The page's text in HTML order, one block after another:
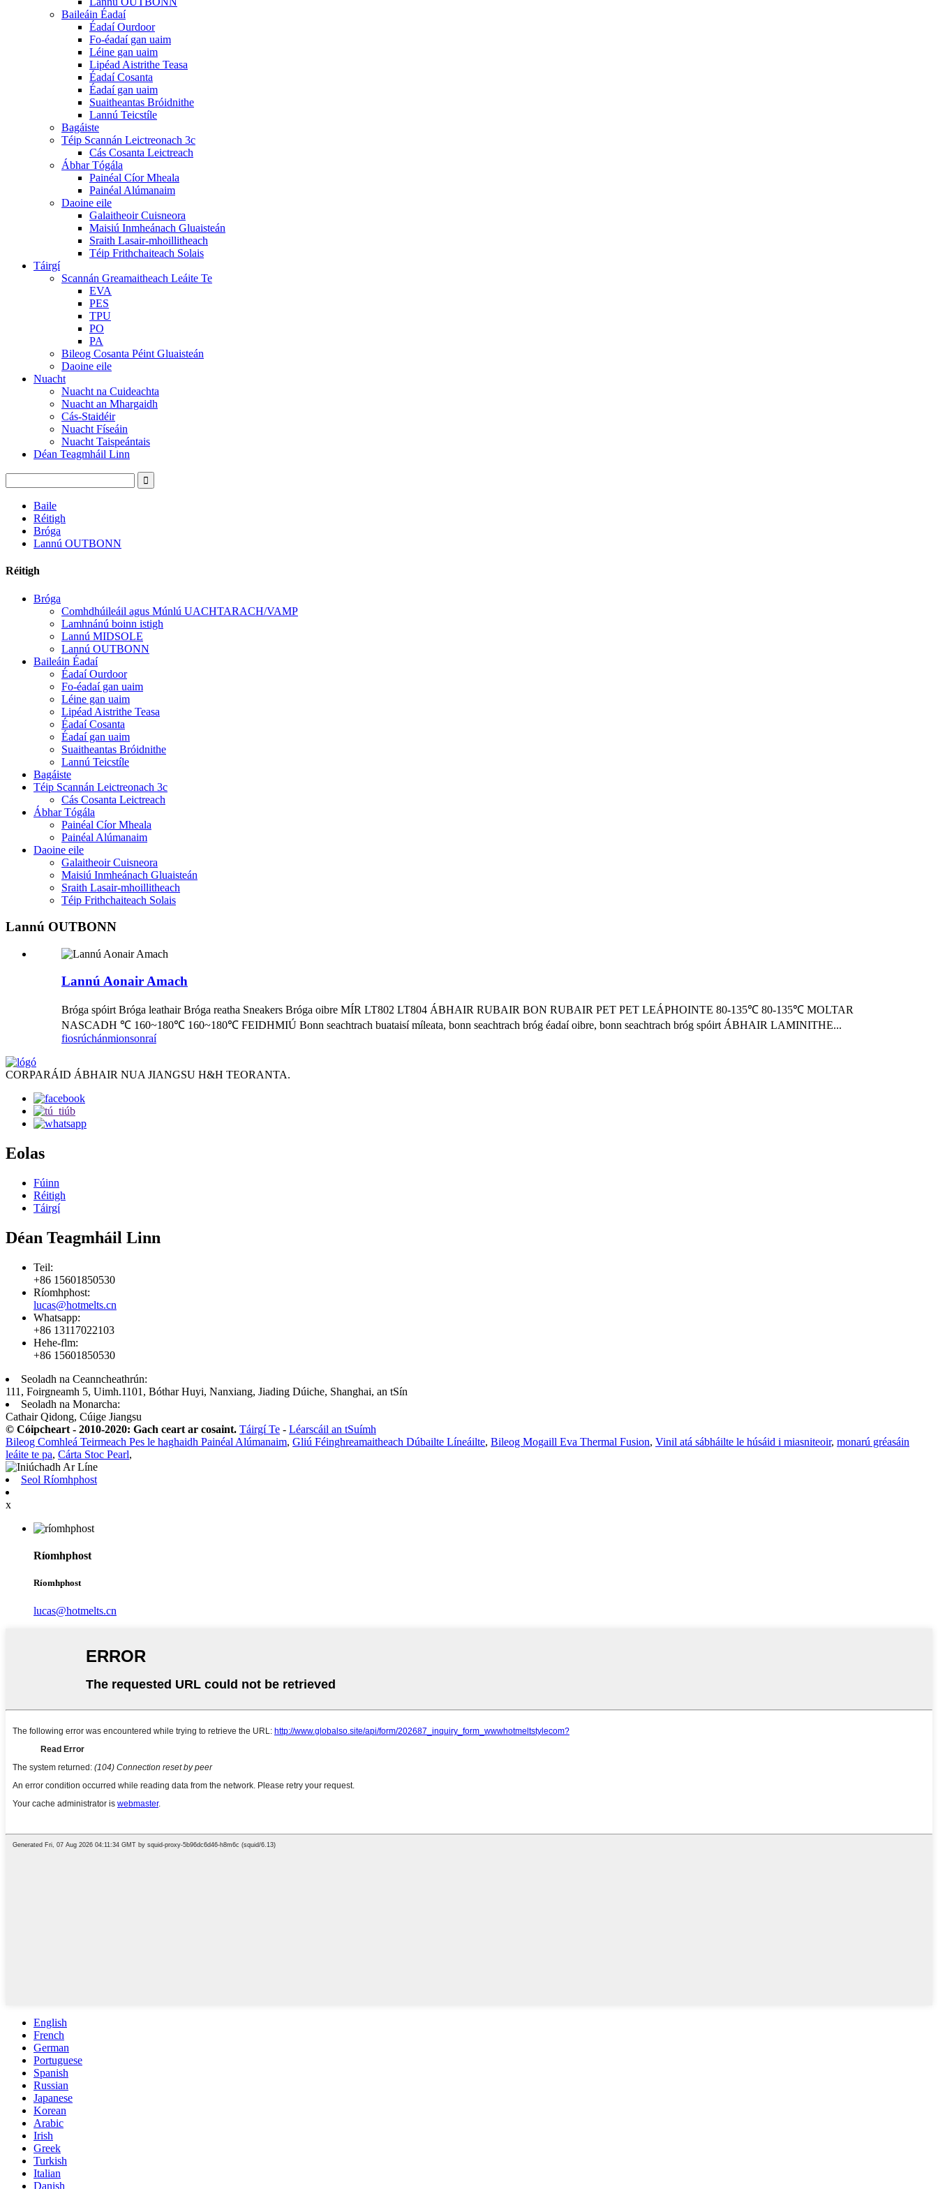
Baileáin Éadaí
Éadaí Ourdoor
Fo-éadaí gan uaim
Léine gan uaim
Lipéad Aistrithe Teasa
Éadaí Cosanta
Éadaí gan uaim
Suaitheantas Bróidnithe
Lannú Teicstíle
Bagáiste
Téip Scannán Leictreonach 3c
Cás Cosanta Leictreach
Ábhar Tógála
Painéal Cíor Mheala
Painéal Alúmanaim
Daoine eile
Galaitheoir Cuisneora
Maisiú Inmheánach Gluaisteán
Sraith Lasair-mhoillitheach
Téip Frithchaiteach Solais
Táirgí
Scannán Greamaitheach Leáite Te
EVA
PES
TPU
PO
PA
Bileog Cosanta Péint Gluaisteán
Daoine eile
Nuacht
Nuacht na Cuideachta
Nuacht an Mhargaidh
Cás-Staidéir
Nuacht Físeáin
Nuacht Taispeántais
Déan Teagmháil Linn
Baile
Réitigh
Bróga
Lannú OUTBONN
Réitigh
Bróga
Comhdhúileáil agus Múnlú UACHTARACH/VAMP
Lamhnánú boinn istigh
Lannú MIDSOLE
Lannú OUTBONN
Baileáin Éadaí
Éadaí Ourdoor
Fo-éadaí gan uaim
Léine gan uaim
Lipéad Aistrithe Teasa
Éadaí Cosanta
Éadaí gan uaim
Suaitheantas Bróidnithe
Lannú Teicstíle
Bagáiste
Téip Scannán Leictreonach 3c
Cás Cosanta Leictreach
Ábhar Tógála
Painéal Cíor Mheala
Painéal Alúmanaim
Daoine eile
Galaitheoir Cuisneora
Maisiú Inmheánach Gluaisteán
Sraith Lasair-mhoillitheach
Téip Frithchaiteach Solais
Lannú OUTBONN
Lannú Aonair Amach
Bróga spóirt Bróga leathair Bróga reatha Sneakers Bróga oibre MÍR LT802 LT804 ÁBHAIR RUBAIR BON RUBAIR PET PET LEÁPHOINTE 80-135℃ 80-135℃ MOLTAR
NASCADH ℃ 160~180℃ 160~180℃ FEIDHMIÚ Bonn seachtrach buataisí míleata, bonn seachtrach bróg éadaí oibre, bonn seachtrach bróg spóirt ÁBHAIR LAMINITHE...
fiosrúchánmionsonraí
CORPARÁID ÁBHAIR NUA JIANGSU H&H TEORANTA.
Eolas
Fúinn
Réitigh
Táirgí
Déan Teagmháil Linn
Teil:
+86 15601850530
Ríomhphost:
lucas@hotmelts.cn
Whatsapp:
+86 13117022103
Hehe-flm:
+86 15601850530
Seoladh na Ceanncheathrún:
111, Foirgneamh 5, Uimh.1101, Bóthar Huyi, Nanxiang, Jiading Dúiche, Shanghai, an tSín
Seoladh na Monarcha:
Cathair Qidong, Cúige Jiangsu
© Cóipcheart - 2010-2020: Gach ceart ar cosaint. Táirgí Te - Léarscáil an tSuímh
Bileog Comhleá Teirmeach Pes le haghaidh Painéal Alúmanaim, Gliú Féinghreamaitheach Dúbailte Líneáilte, Bileog Mogaill Eva Thermal Fusion, Vinil atá sábháilte le húsáid i miasniteoir, monarú gréasáin
leáite te pa, Cárta Stoc Pearl,
Seol Ríomhphost
x
Ríomhphost
Ríomhphost
lucas@hotmelts.cn
English
French
German
Portuguese
Spanish
Russian
Japanese
Korean
Arabic
Irish
Greek
Turkish
Italian
Danish